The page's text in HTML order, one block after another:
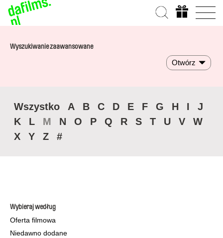
Wyszukiwanie zaawansowane
Otwórz
Wszystko A B C D E F G H I
J
K
L M N O P Q R S T U V
W
X
Y Z #
Wybieraj według
Oferta filmowa
Niedawno dodane